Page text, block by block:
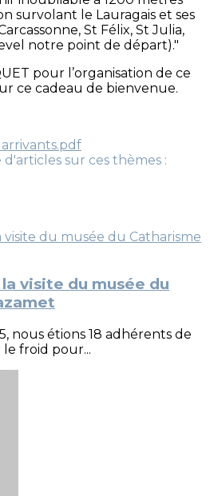
survolant le Lauragais et ses
St Félix, St Julia,
notre point de départ)."
pour l’organisation de ce
ce cadeau de bienvenue.
sur ces thèmes :
visite du musée du
nous étions 18 adhérents de
le froid pour...